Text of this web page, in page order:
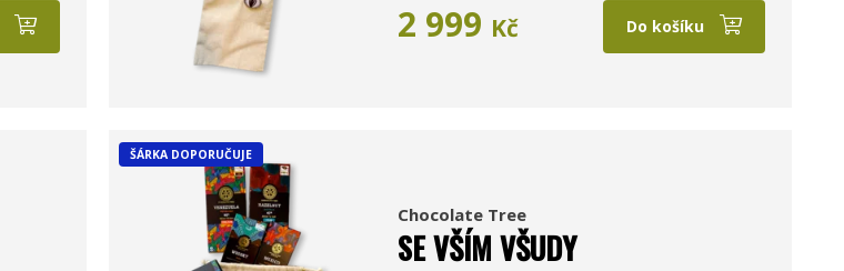
2 999 Kč Do košíku
ŠÁRKA DOPORUČUJE
Chocolate Tree
SE VŠÍM VŠUDY